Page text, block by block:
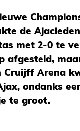
de
met 2-0 te
afgesteld,
Cruijff Arena
ondanks
te groot.